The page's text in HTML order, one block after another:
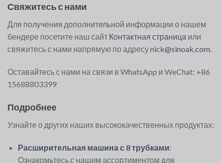
Свяжитесь с нами
Для получения дополнительной информации о нашем
бендере посетите наш сайт Контактная страница или
свяжитесь с нами напрямую по адресуnick@sinoak.com.
Оставайтесь с нами на связи в WhatsApp и WeChat: +86
15688803399
Подробнее
Узнайте о других наших высококачественных продуктах:
Расширительная машина с 8 трубками:
Ознакомьтесь с нашим ассортиментом для